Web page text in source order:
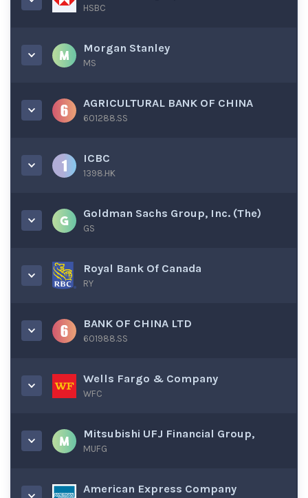
HSBC
Morgan Stanley
MS
AGRICULTURAL BANK OF CHINA
601288.SS
ICBC
1398.HK
Goldman Sachs Group, Inc. (The)
GS
Royal Bank Of Canada
RY
BANK OF CHINA LTD
601988.SS
Wells Fargo & Company
WFC
Mitsubishi UFJ Financial Group,
MUFG
American Express Company